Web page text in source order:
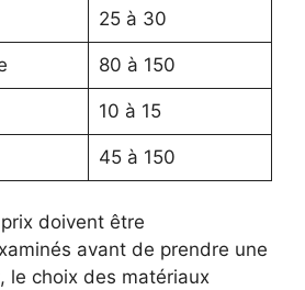
25 à 30
80 à 150
10 à 15
45 à 150
doivent être
avant de prendre une
le choix des matériaux